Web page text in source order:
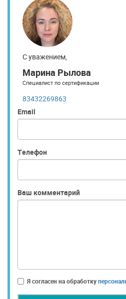
С уважением,
Марина Рылова
Специалист по сертификации
83432269863
Email
Телефон
Ваш комментарий
Я согласен на обработку